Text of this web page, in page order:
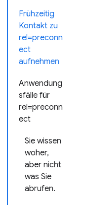
Frühzeitig
Kontakt zu
rel=preconn
ect
aufnehmen
Anwendung
sfälle für
rel=preconn
ect
Sie wissen
woher,
aber nicht
was Sie
abrufen.